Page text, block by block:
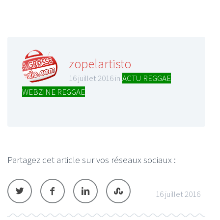
zopelartisto
16 juillet 2016 in ACTU REGGAE
WEBZINE REGGAE
Partagez cet article sur vos réseaux sociaux :
16 juillet 2016